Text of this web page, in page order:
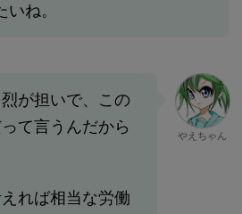
いね。
が担いで、この
て言うんだから
れば相当な労働
やえちゃん